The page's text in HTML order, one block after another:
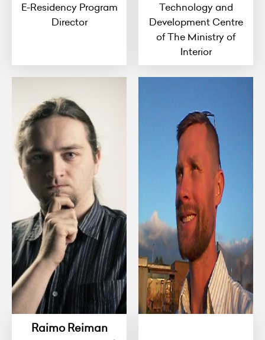
E-Residency Program
Director
Technology and
Development Centre
of The Ministry of
Interior
Raimo Reiman